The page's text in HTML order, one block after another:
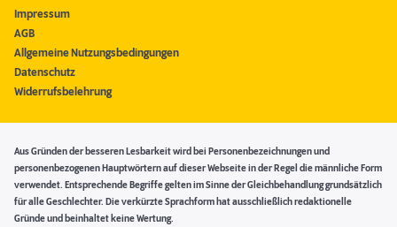
Impressum
AGB
Allgemeine Nutzungsbedingungen
Datenschutz
Widerrufsbelehrung
Aus Gründen der besseren Lesbarkeit wird bei Personenbezeichnungen und
personenbezogenen Hauptwörtern auf dieser Webseite in der Regel die männliche Form
verwendet. Entsprechende Begriffe gelten im Sinne der Gleichbehandlung grundsätzlich
für alle Geschlechter. Die verkürzte Sprachform hat ausschließlich redaktionelle
Gründe und beinhaltet keine Wertung.